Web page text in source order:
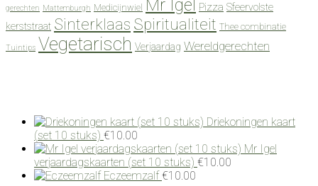
gerechten Mattemburgh Medicijnwiel Mr Igel Pizza Sfeervolste
kerststraat Sinterklaas Spiritualiteit Thee combinatie
Tuintips Vegetarisch Verjaardag Wereldgerechten
Driekoningen kaart
(set 10 stuks) €10.00
Mr Igel
verjaardagskaarten (set 10 stuks) €10.00
Eczeemzalf €10.00